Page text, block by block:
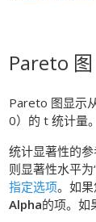
Pareto 图
Pareto 图显示
0）的 t 统计量
统计显著性的
则显著性水平
指定选项。如
Alpha的项。如